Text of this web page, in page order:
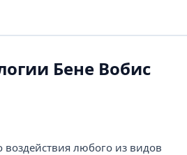
Бене Вобис
воздействия любого из видов